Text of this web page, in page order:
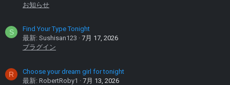
お知らせ
S
Find Your Type Tonight
最新: Sushisan123
7月 17, 2026
プラグイン
R
Choose your dream girl for tonight
最新: RobertRoby1
7月 13, 2026